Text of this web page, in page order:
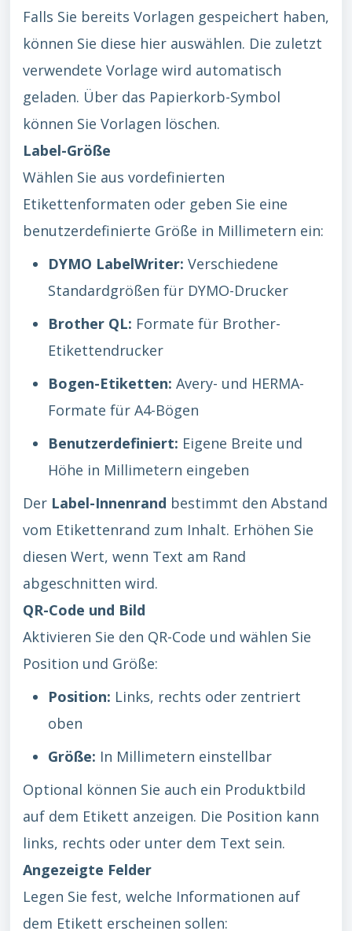
Falls Sie bereits Vorlagen gespeichert haben,
können Sie diese hier auswählen. Die zuletzt
verwendete Vorlage wird automatisch
geladen. Über das Papierkorb-Symbol
können Sie Vorlagen löschen.
Label-Größe
Wählen Sie aus vordefinierten
Etikettenformaten oder geben Sie eine
benutzerdefinierte Größe in Millimetern ein:
DYMO LabelWriter: Verschiedene
Standardgrößen für DYMO-Drucker
Brother QL: Formate für Brother-
Etikettendrucker
Bogen-Etiketten: Avery- und HERMA-
Formate für A4-Bögen
Benutzerdefiniert: Eigene Breite und
Höhe in Millimetern eingeben
Der Label-Innenrand bestimmt den Abstand
vom Etikettenrand zum Inhalt. Erhöhen Sie
diesen Wert, wenn Text am Rand
abgeschnitten wird.
QR-Code und Bild
Aktivieren Sie den QR-Code und wählen Sie
Position und Größe:
Position: Links, rechts oder zentriert
oben
Größe: In Millimetern einstellbar
Optional können Sie auch ein Produktbild
auf dem Etikett anzeigen. Die Position kann
links, rechts oder unter dem Text sein.
Angezeigte Felder
Legen Sie fest, welche Informationen auf
dem Etikett erscheinen sollen: